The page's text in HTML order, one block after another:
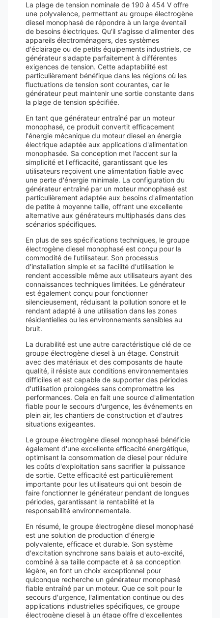
La plage de tension nominale de 190 à 454 V offre
une polyvalence, permettant au groupe électrogène
diesel monophasé de répondre à un large éventail
de besoins électriques. Qu'il s'agisse d'alimenter des
appareils électroménagers, des systèmes
d'éclairage ou de petits équipements industriels, ce
générateur s'adapte parfaitement à différentes
exigences de tension. Cette adaptabilité est
particulièrement bénéfique dans les régions où les
fluctuations de tension sont courantes, car le
générateur peut maintenir une sortie constante dans
la plage de tension spécifiée.
En tant que générateur entraîné par un moteur
monophasé, ce produit convertit efficacement
l'énergie mécanique du moteur diesel en énergie
électrique adaptée aux applications d'alimentation
monophasée. Sa conception met l'accent sur la
simplicité et l'efficacité, garantissant que les
utilisateurs reçoivent une alimentation fiable avec
une perte d'énergie minimale. La configuration du
générateur entraîné par un moteur monophasé est
particulièrement adaptée aux besoins d'alimentation
de petite à moyenne taille, offrant une excellente
alternative aux générateurs multiphasés dans des
scénarios spécifiques.
En plus de ses spécifications techniques, le groupe
électrogène diesel monophasé est conçu pour la
commodité de l'utilisateur. Son processus
d'installation simple et sa facilité d'utilisation le
rendent accessible même aux utilisateurs ayant des
connaissances techniques limitées. Le générateur
est également conçu pour fonctionner
silencieusement, réduisant la pollution sonore et le
rendant adapté à une utilisation dans les zones
résidentielles ou les environnements sensibles au
bruit.
La durabilité est une autre caractéristique clé de ce
groupe électrogène diesel à un étage. Construit
avec des matériaux et des composants de haute
qualité, il résiste aux conditions environnementales
difficiles et est capable de supporter des périodes
d'utilisation prolongées sans compromettre les
performances. Cela en fait une source d'alimentation
fiable pour le secours d'urgence, les événements en
plein air, les chantiers de construction et d'autres
situations exigeantes.
Le groupe électrogène diesel monophasé bénéficie
également d'une excellente efficacité énergétique,
optimisant la consommation de diesel pour réduire
les coûts d'exploitation sans sacrifier la puissance
de sortie. Cette efficacité est particulièrement
importante pour les utilisateurs qui ont besoin de
faire fonctionner le générateur pendant de longues
périodes, garantissant la rentabilité et la
responsabilité environnementale.
En résumé, le groupe électrogène diesel monophasé
est une solution de production d'énergie
polyvalente, efficace et durable. Son système
d'excitation synchrone sans balais et auto-excité,
combiné à sa taille compacte et à sa conception
légère, en font un choix exceptionnel pour
quiconque recherche un générateur monophasé
fiable entraîné par un moteur. Que ce soit pour le
secours d'urgence, l'alimentation continue ou des
applications industrielles spécifiques, ce groupe
électrogène diesel à un étage offre d'excellentes